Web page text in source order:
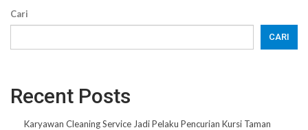
Cari
CARI
Recent Posts
Karyawan Cleaning Service Jadi Pelaku Pencurian Kursi Taman